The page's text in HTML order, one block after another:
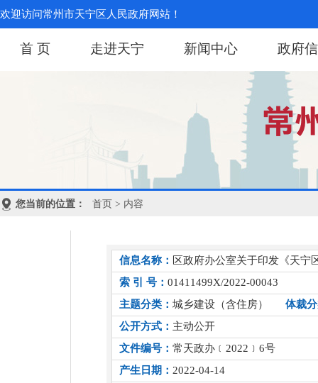
欢迎访问常州市天宁区人民政府网站！
首 页 走进天宁 新闻中心 政府
您当前的位置： 首页 > 内容
信息名称： 区政府办公室关于印发《天宁
索 引 号： 01411499X/2022-00043
主题分类： 城乡建设（含住房）
体裁
公开方式： 主动公开
文件编号： 常天政办﹝2022﹞6号
产生日期： 2022-04-14